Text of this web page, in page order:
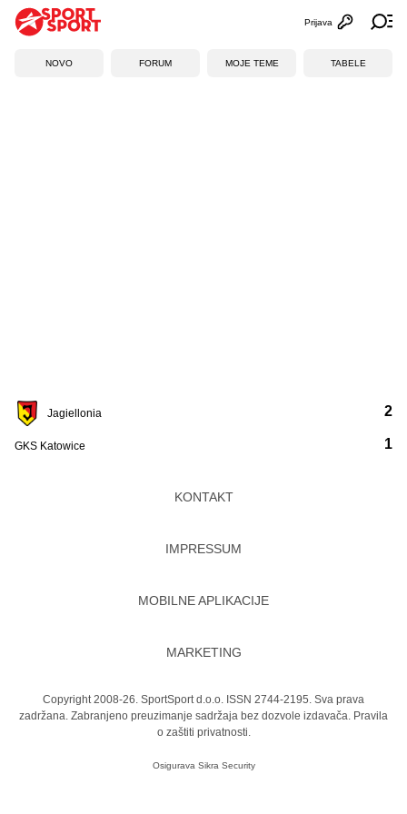
Otvori
Prijava
NOVO FORUM MOJE TEME TABELE
Jagiellonia
GKS Katowice
2
1
KONTAKT
IMPRESSUM
MOBILNE APLIKACIJE
MARKETING
Copyright 2008-26. SportSport d.o.o. ISSN 2744-2195. Sva prava
zadržana. Zabranjeno preuzimanje sadržaja bez dozvole izdavača. Pravila
o zaštiti privatnosti.
Osigurava Sikra Security